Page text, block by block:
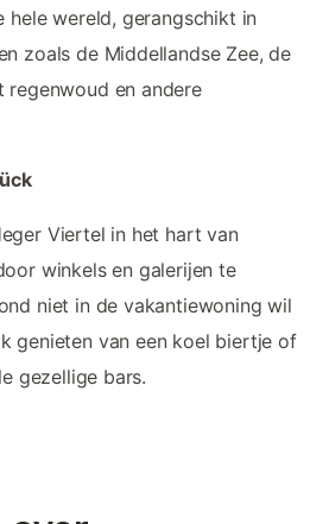
hele wereld, gerangschikt in
zoals de Middellandse Zee, de
regenwoud en andere
Viertel in het hart van
winkels en galerijen te
niet in de vakantiewoning wil
genieten van een koel biertje of
gezellige bars.